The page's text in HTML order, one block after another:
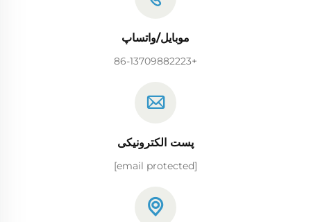
موبایل/واتساپ
+86-13709882223
پست الکترونیکی
[email protected]